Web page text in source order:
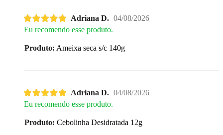
Adriana D. 04/08/2026
Eu recomendo esse produto.
Produto: Ameixa seca s/c 140g
Adriana D. 04/08/2026
Eu recomendo esse produto.
Produto: Cebolinha Desidratada 12g